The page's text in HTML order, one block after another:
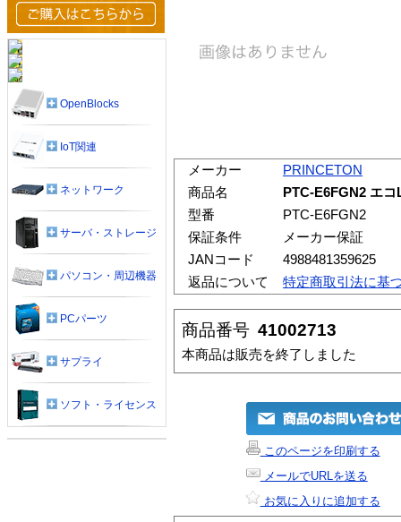
メーカー
PRINCETON
商品名
PTC-E6FGN2 エ
型番
PTC-E6FGN2
保証条件
メーカー保証
JANコード
4988481359625
返品について
特定商取引法に基
商品番号 41002713
本商品は販売を終了しました
このページを印刷する
メールでURLを送る
お気に入りに追加する
OpenBlocks
IoT関連
ネットワーク
サーバ・ストレージ
パソコン・周辺機器
PCパーツ
サプライ
ソフト・ライセンス